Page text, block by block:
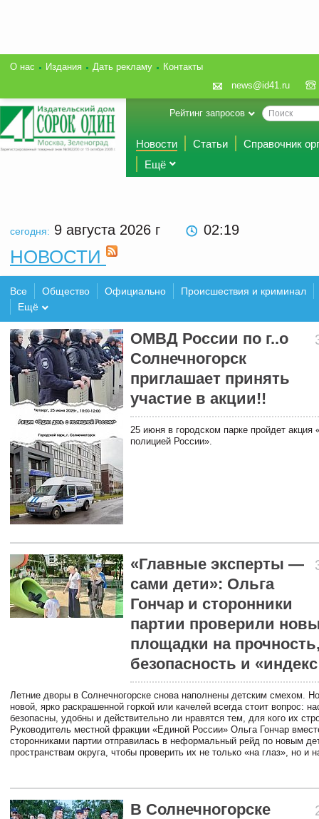
О нас Издания Дать рекламу
Контакты
news@id41.ru
Рейтинг запросов
Новости Статьи
Справочник
Ещё
сегодня: 9 августа 2026 г 02:19
НОВОСТИ
Все Общество Официально
Происшествия и криминал
Ещё
ОМВД России по г..о
Солнечногорск
приглашает принять
участие в акции!!
25 июня в городском парке пройдет акция
полицией России».
«Главные эксперты —
сами дети»: Ольга
Гончар и сторонники
партии проверили
площадки на
безопасность и
Летние дворы в Солнечногорске снова наполнены детским смехом.
новой, ярко раскрашенной горкой или качелей всегда стоит вопрос:
безопасны, удобны и действительно ли нравятся тем, для кого их
Руководитель местной фракции «Единой России» Ольга Гончар
сторонниками партии отправилась в неформальный рейд по новым
пространствам округа, чтобы проверить их не только «на глаз», но и
В Солнечногорске